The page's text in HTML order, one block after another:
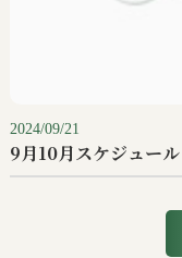
2024/09/21
9月10月スケジュール